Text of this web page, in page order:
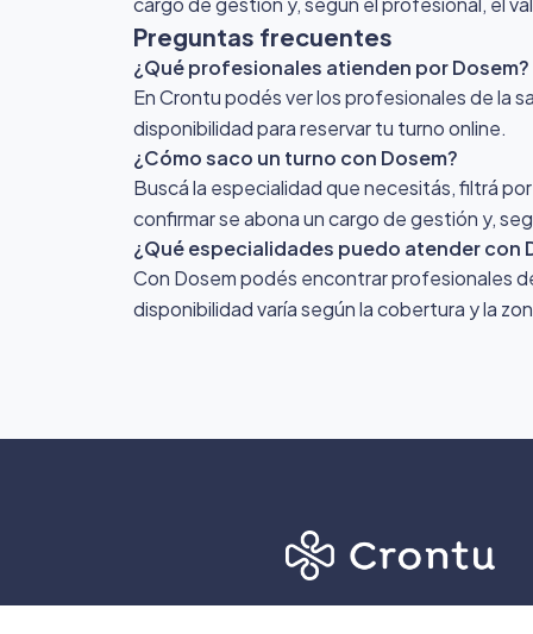
Preguntas frecuentes
¿Qué profesionales atienden por Dosem?
En Crontu podés ver los profesionales de la
disponibilidad para reservar tu turno online.
¿Cómo saco un turno con Dosem?
Buscá la especialidad que necesitás, filtrá
confirmar se abona un cargo de gestión y,
¿Qué especialidades puedo atender con
Con Dosem podés encontrar profesionales
disponibilidad varía según la cobertura y la